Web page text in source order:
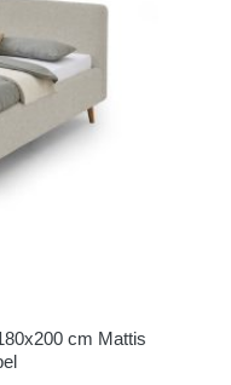
cm Mattis